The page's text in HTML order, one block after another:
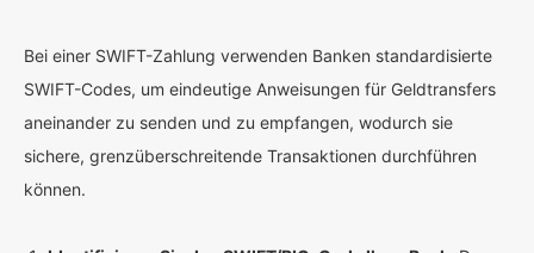
Bei einer SWIFT-Zahlung verwenden Banken standardisierte
SWIFT-Codes, um eindeutige Anweisungen für Geldtransfers
aneinander zu senden und zu empfangen, wodurch sie
sichere, grenzüberschreitende Transaktionen durchführen
können.